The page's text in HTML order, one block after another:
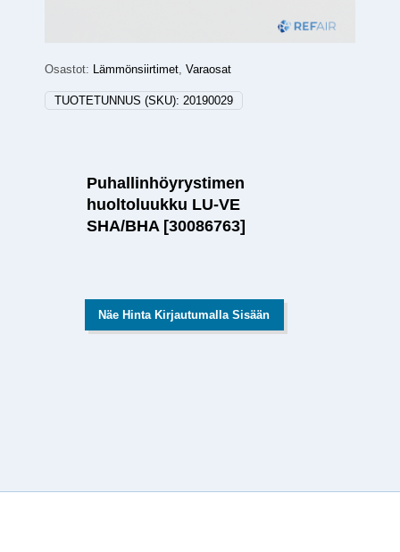
Osastot: Lämmönsiirtimet, Varaosat
TUOTETUNNUS (SKU): 20190029
Puhallinhöyrystimen
huoltoluukku LU-VE
SHA/BHA [30086763]
Näe Hinta Kirjautumalla Sisään